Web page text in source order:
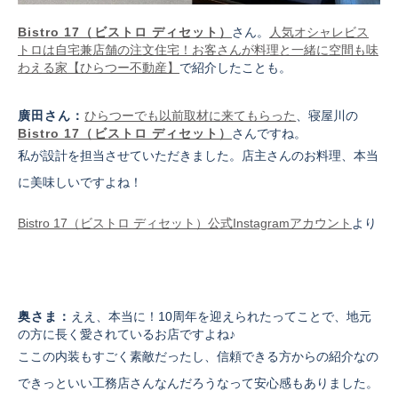
Bistro 17（ビストロ ディセット） さん。
人気オシャレビス
トロは自宅兼店舗の注文住宅！お客さんが料理と一緒に空間も味
わえる家【ひらつー不動産】 で紹介したことも。
廣田さん：ひらつーでも以前取材に来てもらった、寝屋川の
Bistro 17（ビストロ ディセット） さんですね。
私が設計を担当させていただきました。店主さんのお料理、本当
に美味しいですよね！
Bistro 17（ビストロ ディセット）公式Instagramアカウント より
奥さま： ええ、本当に！10周年を迎えられたってことで、地元
の方に長く愛されているお店ですよね♪
ここの内装もすごく素敵だったし、信頼できる方からの紹介なの
できっといい工務店さんなんだろうなって安心感もありました。